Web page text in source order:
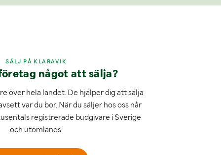
SÄLJ PÅ KLARAVIK
något att sälja?
över hela landet. De hjälper dig att sälja
var du bor. När du säljer hos oss når
registrerade budgivare i Sverige
och utomlands.